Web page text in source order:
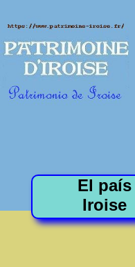
El país
Iroise